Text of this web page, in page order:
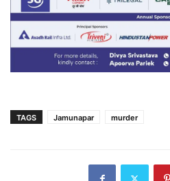
TAGS Jamunapar murder